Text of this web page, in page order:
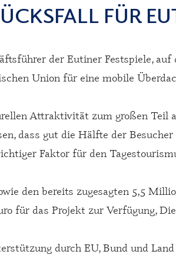
FÜR
der Eutiner Festspiele,
Union für eine mobile
Attraktivität zum großen Teil
dass gut die Hälfte der
Faktor für den
den bereits zugesagten 5,5
für das Projekt zur Verfügung,
durch EU, Bund und